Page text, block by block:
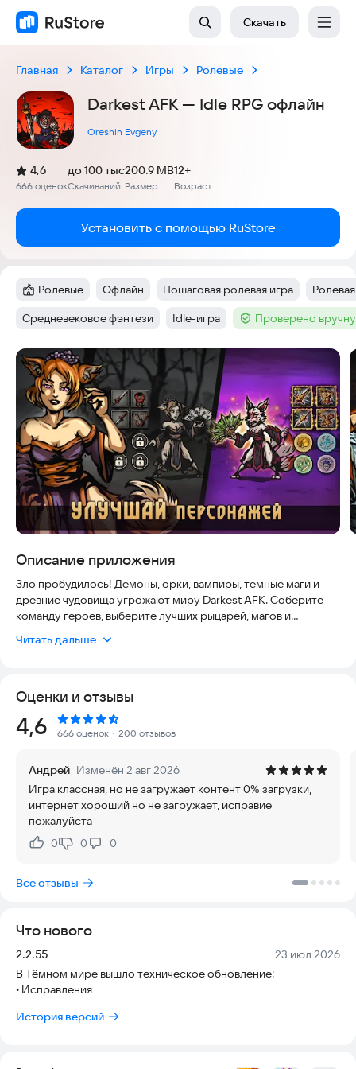
Скачать
Главная Каталог Игры Ролевые
Darkest AFK — Idle RPG офлайн
Oreshin Evgeny
Рейтинг:
4,6
(
666 оценок
)
Скачиваний
до 100 тыс
Размер
200.9 MB
Возраст
12+
Установить с помощью RuStore
Категория:
Ролевые Тег:
Офлайн Тег:
Пошаговая ролевая игра Тег:
Тег:
Средневековое фэнтези Тег:
Idle-игра Тег :Проверено
Скриншоты
Описание приложения
Зло пробудилось! Демоны, орки, вампиры, тёмные маги и
древние чудовища угрожают миру Darkest AFK. Соберите
команду героев, выберите лучших рыцарей, магов и
сражайтесь с силами тьмы в фэнтези РПГ.
которую можно играть без интернета. Проходите кампанию
офлайн, побеждайте монстров, открывайте новых
персонажей, собирайте редкие предметы и усиливайте свой
отряд даже без подключения к сети.
Отправляйтесь в большое приключение по миру Darkest
AFK. Начните путь в Каменном Городе, пройдите через
Пустыню Ифритов, исследуйте Непроходимые Джунгли,
Подземелье Дроу и крепость Инферно. Вас ждут опасные
земли, тёмные подземелья, сильные боссы, древнее зло и
награды для самых стойких героев.
В игре более 40 героев с уникальными способностями.
героев до максимального уровня. Используйте магию, силу,
тактику и пошаговую стратегию, чтобы победить монстров,
Утопия Драконов
Сразитесь с могучими драконами и получите золото, опыт,
Читать дальше
Оценки и отзывы
Рейтинг:
4,6 666 оценок ・200 отзывов
Андрей Изменён 2 авг 2026
Игра классная, но не загружает контент 0% загрузки,
интернет хороший но не загружает, исправие
пожалуйста
Нравится:
0Не нравится:
0 0
Все отзывы
Что нового
Версия:
2.2.55 Дата:
23 июл 2026
В Тёмном мире вышло техническое обновление:
• Исправления
История версий